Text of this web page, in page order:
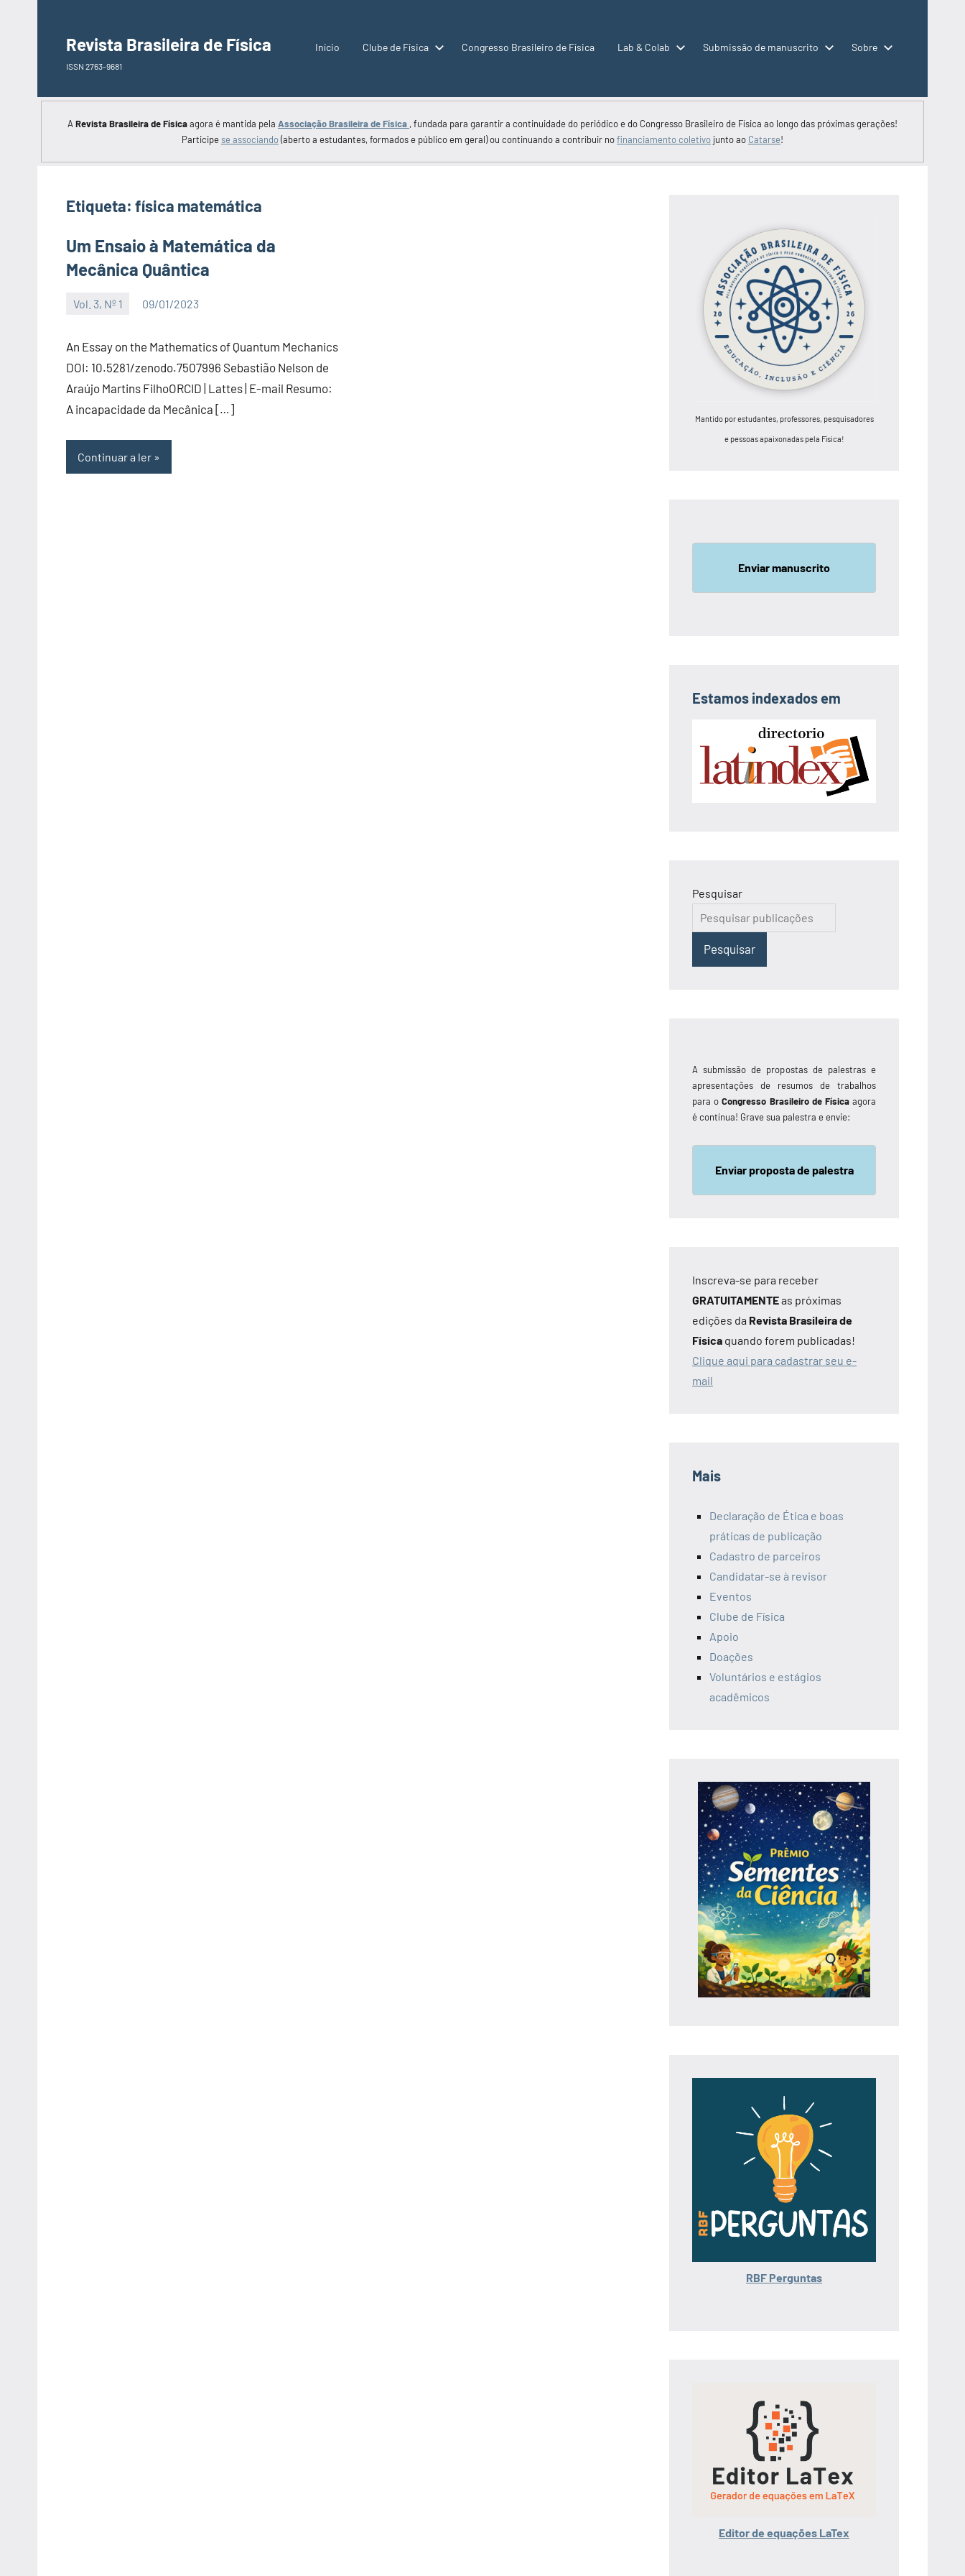
conteúdo
Revista Brasileira de Física
ISSN 2763-9681
Início Clube de Física Congresso Brasileiro de Física Lab & Colab Submissão de manuscrito Sobre
A Revista Brasileira de Físicaagora é mantida pela Associação Brasileira de Física , fundada para garantir a continuidade do periódico e do Congresso Brasileiro de Física ao longo das próximas gerações!
Participese associando(aberto a estudantes, formados e público em geral) ou continuando a contribuir nofinanciamento coletivo junto ao Catarse!
Etiqueta: física matemática
Um Ensaio à Matemática da
Mecânica Quântica
Vol. 3, Nº 1 09/01/2023
Editor
An Essay on the Mathematics of Quantum Mechanics
DOI: 10.5281/zenodo.7507996 Sebastião Nelson de
Araújo Martins FilhoORCID | Lattes | E-mail Resumo:
A incapacidade da Mecânica […]
Continuar a ler
Mantido por estudantes, professores, pesquisadores
e pessoas apaixonadas pela Física!
Enviar manuscrito
Estamos indexados em
Pesquisar
Pesquisar
A submissão de propostas de palestras e
apresentações de resumos de trabalhos
para oCongresso Brasileiro de Físicaagora
é contínua! Grave sua palestra e envie:
Enviar proposta de palestra
Inscreva-se para receber
GRATUITAMENTEas próximas
edições da Revista Brasileira de
Física quando forem publicadas!
Clique aqui para cadastrar seu e-
mail
Mais
Declaração de Ética e boas
práticas de publicação
Cadastro de parceiros
Candidatar-se à revisor
Eventos
Clube de Física
Apoio
Doações
Voluntários e estágios
acadêmicos
RBF Perguntas
Editor de equações LaTex